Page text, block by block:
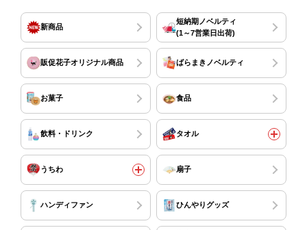
新商品
短納期ノベルティ
(1～7営業日出荷)
販促花子オリジナル商品 ばらまきノベルティ
お菓子 食品
飲料・ドリンク タオル
うちわ 扇子
ハンディファン ひんやりグッズ